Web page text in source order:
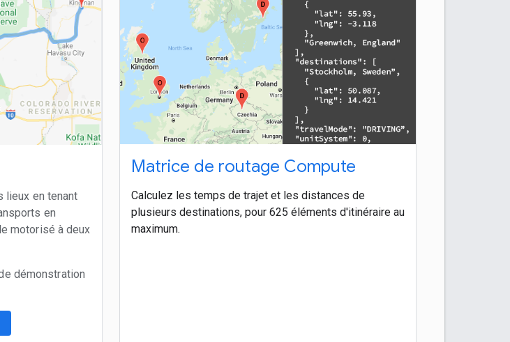
lieux en tenant
en
motorisé à deux
démonstration
Matrice de routage Compute
Calculez les temps de trajet et les distances de
plusieurs destinations, pour 625 éléments d'itinéraire au
maximum.